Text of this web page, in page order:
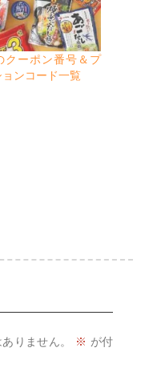
クーポン番号＆プ
ョンコード一覧
りません。 ※ が付